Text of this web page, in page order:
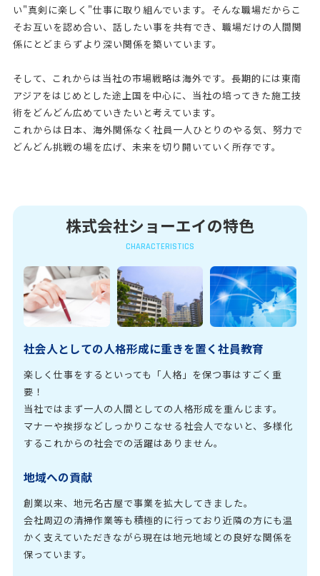
い"真剣に楽しく"仕事に取り組んでいます。そんな職場だからこ
そお互いを認め合い、話したい事を共有でき、職場だけの人間関
係にとどまらずより深い関係を築いています。
そして、これからは当社の市場戦略は海外です。長期的には東南
アジアをはじめとした途上国を中心に、当社の培ってきた施工技
術をどんどん広めていきたいと考えています。
これからは日本、海外関係なく社員一人ひとりのやる気、努力で
どんどん挑戦の場を広げ、未来を切り開いていく所存です。
株式会社ショーエイの特色
CHARACTERISTICS
社会人としての人格形成に重きを置く社員教育
楽しく仕事をするといっても「人格」を保つ事はすごく重
要！
当社ではまず一人の人間としての人格形成を重んじます。
マナーや挨拶などしっかりこなせる社会人でないと、多様化
するこれからの社会での活躍はありません。
地域への貢献
創業以来、地元名古屋で事業を拡大してきました。
会社周辺の清掃作業等も積極的に行っており近隣の方にも温
かく支えていただきながら現在は地元地域との良好な関係を
保っています。